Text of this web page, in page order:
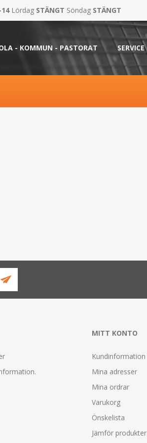
Lördag STÄNGT Söndag STÄNGT
- KOMMUN - PASTORAT SERVICE
MITT KONTO
Kundinformation
Mina adresser
Mina ordrar
Varukorg
Önskelista
Jämför produkter